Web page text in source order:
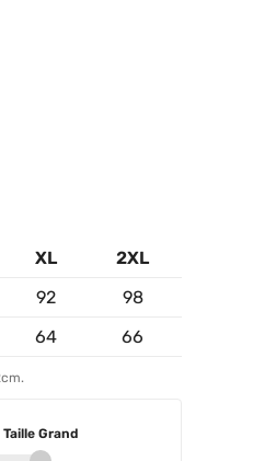
XL
2XL
92
98
64 66
Taille Grand